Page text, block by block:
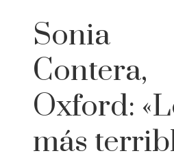
Sonia
Contera,
Oxford:
más